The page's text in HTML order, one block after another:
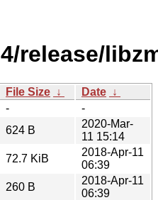
release/
File Size ↓ Date ↓
-
-
624 B
2020-Mar-
11 15:14
72.7 KiB
2018-Apr-11
06:39
260 B
2018-Apr-11
06:39